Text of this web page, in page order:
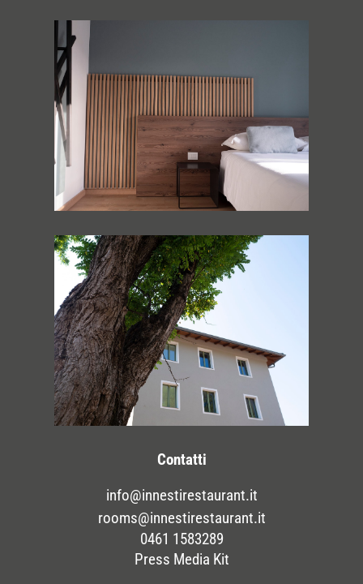
Contatti
info@innestirestaurant.it
rooms@innestirestaurant.it
0461 1583289
Press Media Kit